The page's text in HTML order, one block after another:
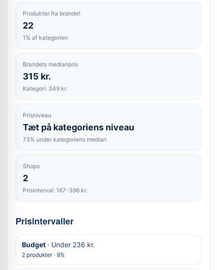
Produkter fra brandet
22
1% af kategorien
Brandets medianpris
315 kr.
Kategori: 349 kr.
Prisniveau
Tæt på kategoriens niveau
73% under kategoriens median
Shops
2
Prisinterval: 167-396 kr.
Prisintervaller
Budget · Under 236 kr.
2 produkter · 9%